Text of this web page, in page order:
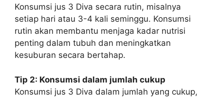
Konsumsi jus 3 Diva secara rutin, misalnya
setiap hari atau 3-4 kali seminggu. Konsumsi
rutin akan membantu menjaga kadar nutrisi
penting dalam tubuh dan meningkatkan
kesuburan secara bertahap.
Tip 2: Konsumsi dalam jumlah cukup
Konsumsi jus 3 Diva dalam jumlah yang cukup,